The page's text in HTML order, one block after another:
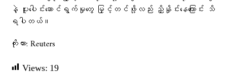
နဲ့ ပူးပေါင်းဆောင်ရွက်မှုတွေ မြှင့်တင်ဖို့လည်း ညှိနှိုင်းနေကြောင်း သိ
ရပါတယ်။
ကိုးကား: Reuters
Views: 19